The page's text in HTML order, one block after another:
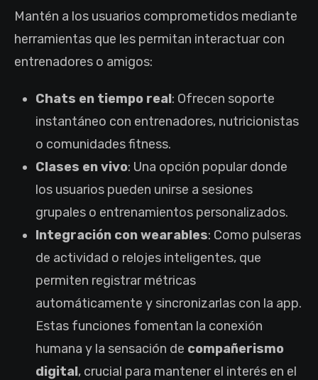
Mantén a los usuarios comprometidos mediante
herramientas que les permitan interactuar con
entrenadores o amigos:
Chats en tiempo real: Ofrecen soporte
instantáneo con entrenadores, nutricionistas
o comunidades fitness.
Clases en vivo: Una opción popular donde
los usuarios pueden unirse a sesiones
grupales o entrenamientos personalizados.
Integración con wearables: Como pulseras
de actividad o relojes inteligentes, que
permiten registrar métricas
automáticamente y sincronizarlas con la app.
Estas funciones fomentan la conexión
humana y la sensación de compañerismo
digital, crucial para mantener el interés en el